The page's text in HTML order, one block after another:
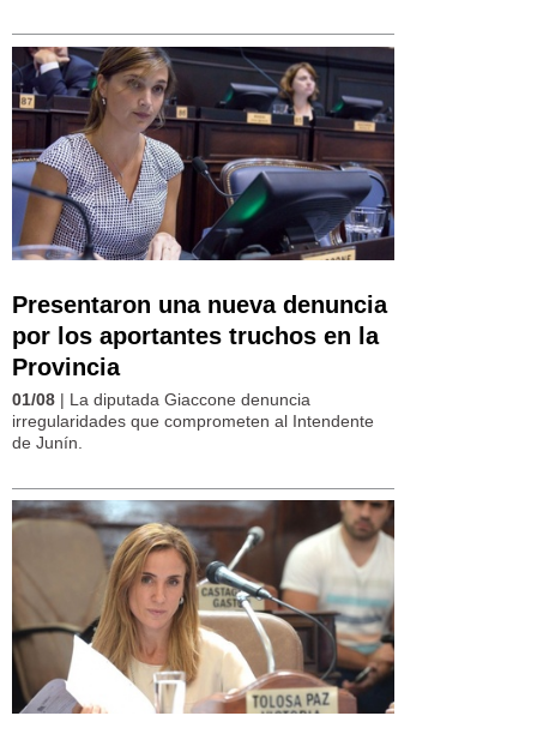
Presentaron una nueva denuncia
por los aportantes truchos en la
Provincia
01/08 | La diputada Giaccone denuncia
irregularidades que comprometen al Intendente
de Junín.